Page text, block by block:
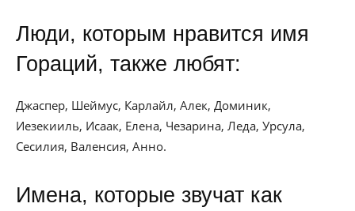
Люди, которым нравится имя
Гораций, также любят:
Джаспер, Шеймус, Карлайл, Алек, Доминик,
Иезекииль, Исаак, Елена, Чезарина, Леда, Урсула,
Сесилия, Валенсия, Анно.
Имена, которые звучат как